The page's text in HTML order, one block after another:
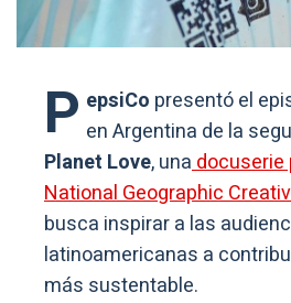
P epsiCo presentó el
en Argentina de la
Planet Love, unadocuserie
National Geographic
busca inspirar a las
latinoamericanas a
más sustentable.